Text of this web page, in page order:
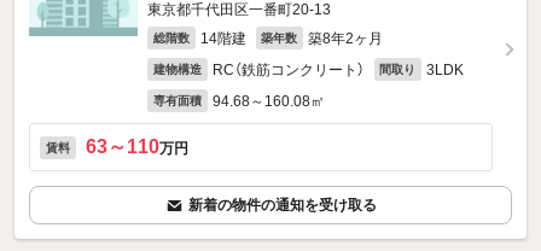
東京都千代田区一番町20‐13
総階数 14階建 築年数 築8年2ヶ月
建物構造 RC（鉄筋コンクリート） 間取り 3LDK
専有面積 94.68～160.08㎡
賃料 63～110万円
新着の物件の通知を受け取る